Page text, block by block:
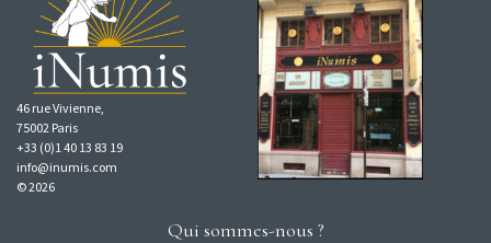
46 rue Vivienne,
75002 Paris
+33 (0)1 40 13 83 19
info@inumis.com
© 2026
Qui sommes-nous ?